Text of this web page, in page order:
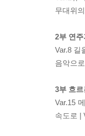
무대위
2부 연
Var.8 길
음악으
3부 흐
Var.15
속도로 |